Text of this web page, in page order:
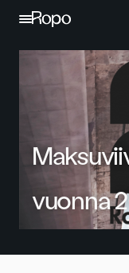
Jatka sisältöön
vuonna